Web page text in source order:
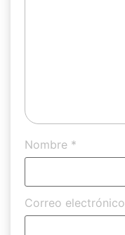
Nombre *
Correo electrónico